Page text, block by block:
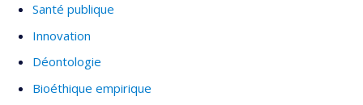
Santé publique
Innovation
Déontologie
Bioéthique empirique